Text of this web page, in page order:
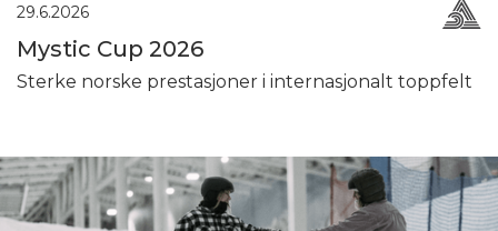
29.6.2026
Mystic Cup 2026
Sterke norske prestasjoner i internasjonalt toppfelt